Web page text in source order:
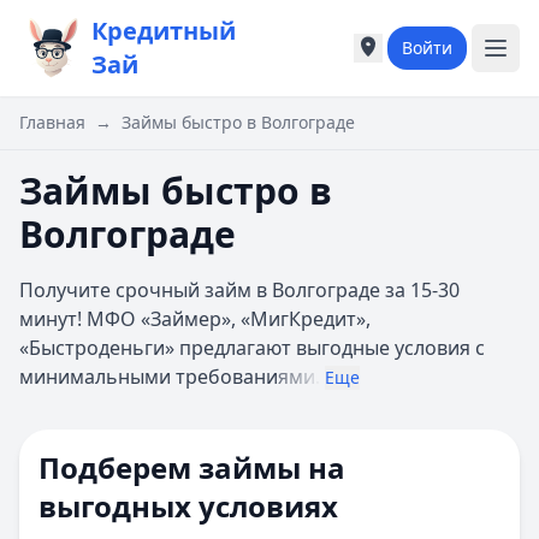
Кредитный
Зай
Города России
Москва
Б
Барнаул
Белгород
Брянск
Города России
Москва
Б
Барнаул
Белгород
Брянск
Войти
Главная → Займы быстро в Волгограде
Займы быстро в
Волгограде
Получите срочный займ в Волгограде за 15-30
минут! МФО «Займер», «МигКредит»,
«Быстроденьги» предлагают выгодные условия с
минимальными требованиями. Еще
Подберем займы на
выгодных условиях